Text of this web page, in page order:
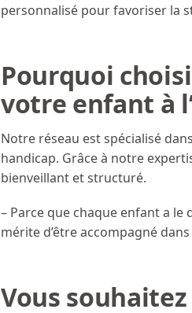
personnalisé pour favoriser la
Pourquoi
votre enfant à
Notre réseau est spécialisé
handicap. Grâce à notre
bienveillant et structuré.
– Parce que chaque enfant a
mérite d’être accompagné
Vous